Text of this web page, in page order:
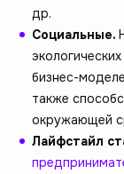
др.
Социальные.
бизнес-
также
окружающей
Лайфстайл